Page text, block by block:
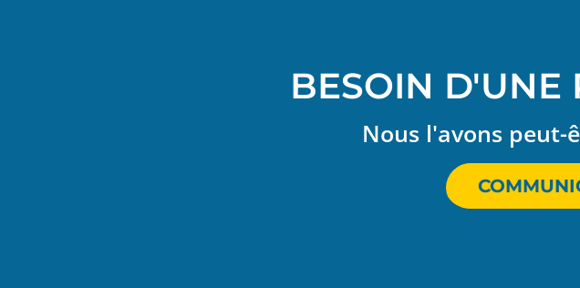
BESOIN D'UNE
Nous l'avons